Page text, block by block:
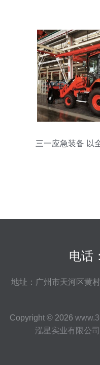
三一应急装备 以
电话
地址：广州市天河区黄
Copyright © 2026
泓星实业有限公司